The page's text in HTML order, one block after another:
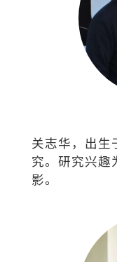
关志华，出生
究。研究兴趣
影。